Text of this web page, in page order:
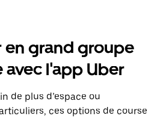
en grand groupe
avec l'app Uber
de plus d’espace ou
ces options de course